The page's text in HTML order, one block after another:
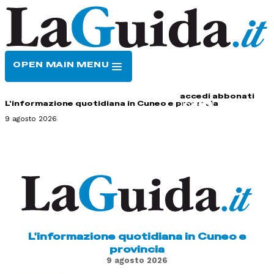
OPEN MAIN MENU
accedi abbonati
L'informazione quotidiana in Cuneo e provincia
9 agosto 2026
L'informazione quotidiana in Cuneo e
provincia
9 agosto 2026